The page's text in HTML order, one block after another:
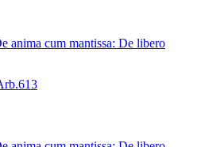
anima cum mantissa: De libero